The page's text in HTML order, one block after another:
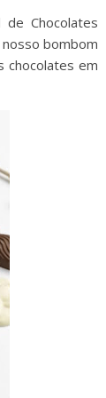
Chocolates
bombom
chocolates em